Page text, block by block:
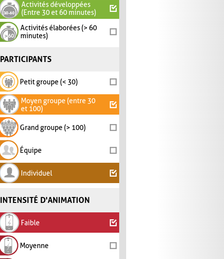
Activités développées
(Entre 30 et 60 minutes)
Activités élaborées (> 60
minutes)
PARTICIPANTS
Petit groupe (< 30)
Moyen groupe (entre 30
et 100)
Grand groupe (> 100)
Équipe
Individuel
INTENSITÉ D'ANIMATION
Faible
Moyenne